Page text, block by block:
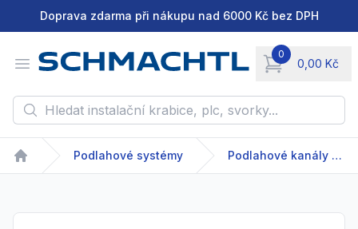
Doprava zdarma při nákupu nad 6000 Kč bez DPH
Open menu
0
0,00 Kč
items in cart,
Hledat instalační krabice, plc, svorky...
Home
Podlahové systémy Podlahové kanály skryté